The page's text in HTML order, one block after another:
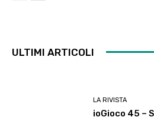
ULTIMI ARTICOLI
LA RIVISTA
ioGioco 45 –